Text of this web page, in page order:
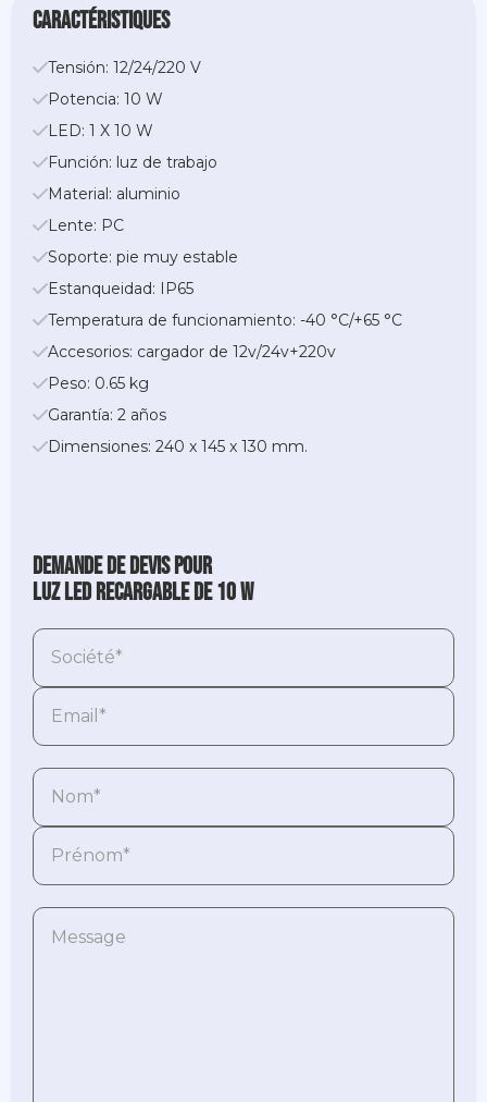
caractéristiques
Tensión: 12/24/220 V
Potencia: 10 W
LED: 1 X 10 W
Función: luz de trabajo
Material: aluminio
Lente: PC
Soporte: pie muy estable
Estanqueidad: IP65
Temperatura de funcionamiento: -40 °C/+65 °C
Accesorios: cargador de 12v/24v+220v
Peso: 0.65 kg
Garantía: 2 años
Dimensiones: 240 x 145 x 130 mm.
Demande de devis pour
Luz LED recargable de 10 W